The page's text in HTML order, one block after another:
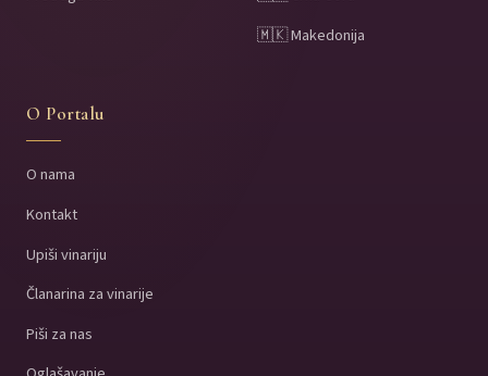
🇲🇰 Makedonija
O Portalu
O nama
Kontakt
Upiši vinariju
Članarina za vinarije
Piši za nas